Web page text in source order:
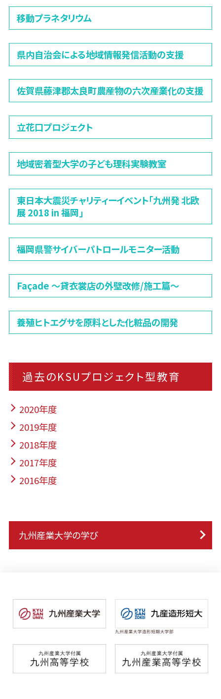
移動プラネタリウム
県内自治会による地域情報発信活動の支援
佐賀県藤津郡太良町農産物の六次産業化の支援
立花口プロジェクト
地域密着型大学の子ども理科実験教室
東日本大震災チャリティーイベント「九州発 北欧
展 2018 in 福岡」
福岡県警サイバーパトロールモニター活動
Façade 〜貸衣裳店の外壁改修/施工篇〜
養殖ヒトエグサを原料とした化粧品の開発
過去のKSUプロジェクト型教育
2020年度
2019年度
2018年度
2017年度
2016年度
九州産業大学の学び